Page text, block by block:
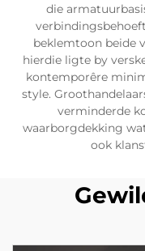
die
beklemtoon beide
hierdie ligte by
kontemporêre
style.
verminderde
waarborgdekking
ook